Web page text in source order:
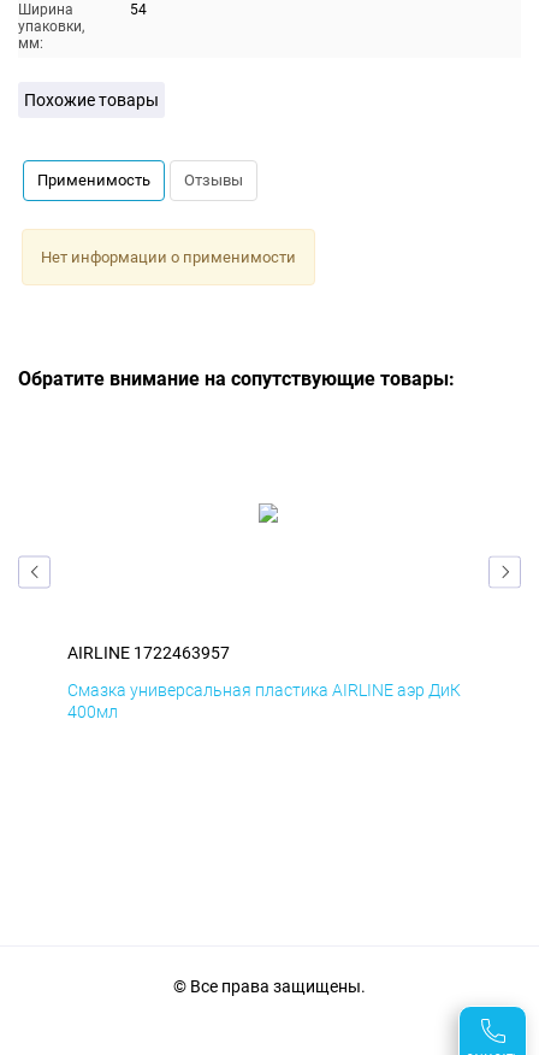
Ширина
упаковки,
мм:
54
Похожие товары
Применимость Отзывы
Нет информации о применимости
Обратите внимание на сопутствующие товары:
AIRLINE 1722463957
Смазка универсальная пластика AIRLINE аэр ДиК
400мл
© Все права защищены.